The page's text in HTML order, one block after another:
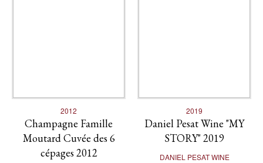
2012
Champagne Famille
Moutard Cuvée des 6
cépages 2012
2019
Daniel Pesat Wine "MY
STORY" 2019
DANIEL PESAT WINE